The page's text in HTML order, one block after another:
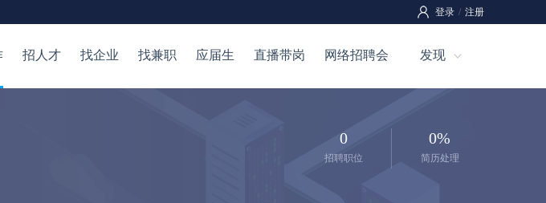
登录 / 注册
招人才 找企业 找兼职 应届生 直播带岗 网络招聘会 发现
0
招聘职位
0%
简历处理